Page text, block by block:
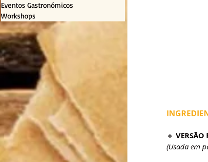
Eventos Gastronómicos
Workshops
🔸
(Usada em